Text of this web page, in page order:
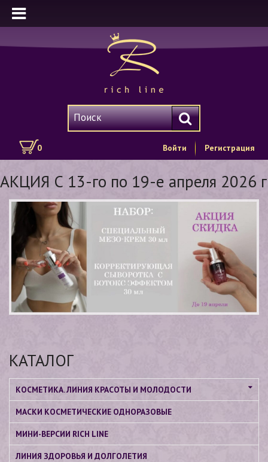
0 Войти Регистрация
АКЦИЯ С 13-го по 19-е апреля 2026 г
КАТАЛОГ
КОСМЕТИКА. ЛИНИЯ КРАСОТЫ И МОЛОДОСТИ
МАСКИ КОСМЕТИЧЕСКИЕ ОДНОРАЗОВЫЕ
МИНИ-ВЕРСИИ RICH LINE
ЛИНИЯ ЗДОРОВЬЯ И ДОЛГОЛЕТИЯ